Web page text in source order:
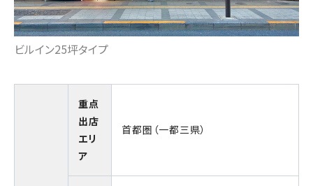
ビルイン25坪タイプ
重点
出店
エリ
ア
首都圏（一都三県）